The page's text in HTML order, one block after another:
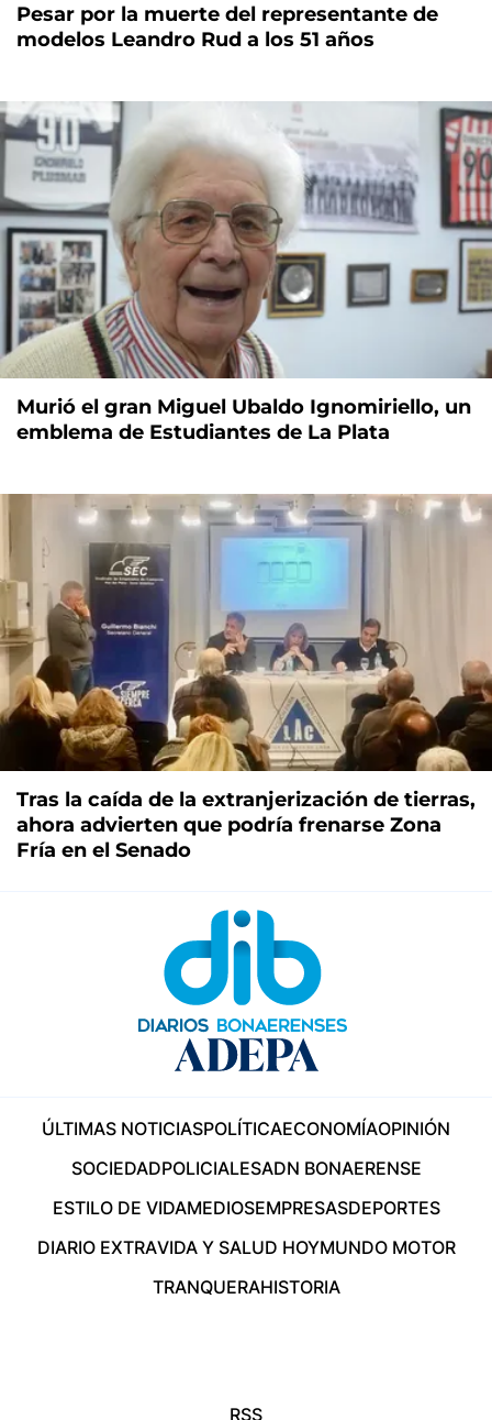
Pesar por la muerte del representante de
modelos Leandro Rud a los 51 años
Murió el gran Miguel Ubaldo Ignomiriello, un
emblema de Estudiantes de La Plata
Tras la caída de la extranjerización de tierras,
ahora advierten que podría frenarse Zona
Fría en el Senado
ÚLTIMAS NOTICIASPOLÍTICAECONOMÍAOPINIÓN
SOCIEDADPOLICIALESADN BONAERENSE
ESTILO DE VIDAMEDIOSEMPRESASDEPORTES
DIARIO EXTRAVIDA Y SALUD HOYMUNDO MOTOR
TRANQUERAHISTORIA
RSS